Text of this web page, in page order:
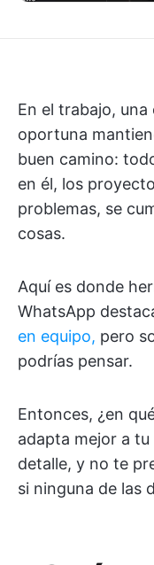
En el trabajo,
oportuna
buen camino:
en él, los
problemas, se
cosas.
Aquí es donde
WhatsApp
en equipo, pero
podrías pensar.
Entonces, ¿en
adapta mejor a
detalle, y no te
si ninguna de las